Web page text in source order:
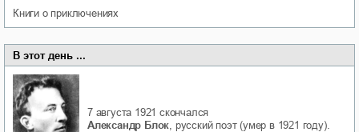
книги о приключениях
В этот день ...
7 августа 1921 скончался
Александр Блок , русский поэт (умер в 1921 году).